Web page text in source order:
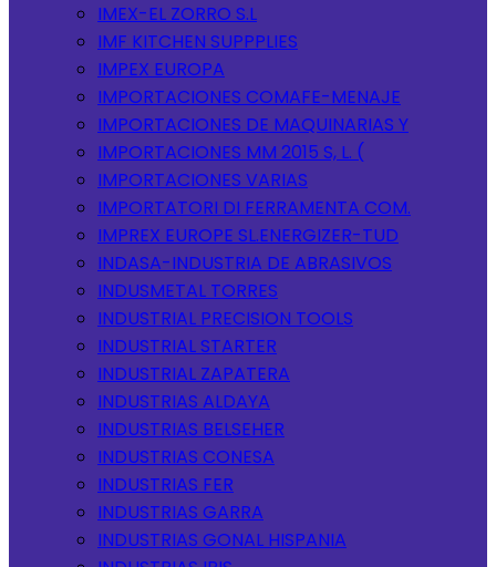
IMEX-EL ZORRO S.L
IMF KITCHEN SUPPPLIES
IMPEX EUROPA
IMPORTACIONES COMAFE-MENAJE
IMPORTACIONES DE MAQUINARIAS Y
IMPORTACIONES MM 2015 S, L. (
IMPORTACIONES VARIAS
IMPORTATORI DI FERRAMENTA COM.
IMPREX EUROPE SL.ENERGIZER-TUD
INDASA-INDUSTRIA DE ABRASIVOS
INDUSMETAL TORRES
INDUSTRIAL PRECISION TOOLS
INDUSTRIAL STARTER
INDUSTRIAL ZAPATERA
INDUSTRIAS ALDAYA
INDUSTRIAS BELSEHER
INDUSTRIAS CONESA
INDUSTRIAS FER
INDUSTRIAS GARRA
INDUSTRIAS GONAL HISPANIA